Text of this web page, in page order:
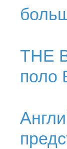
THE
поло